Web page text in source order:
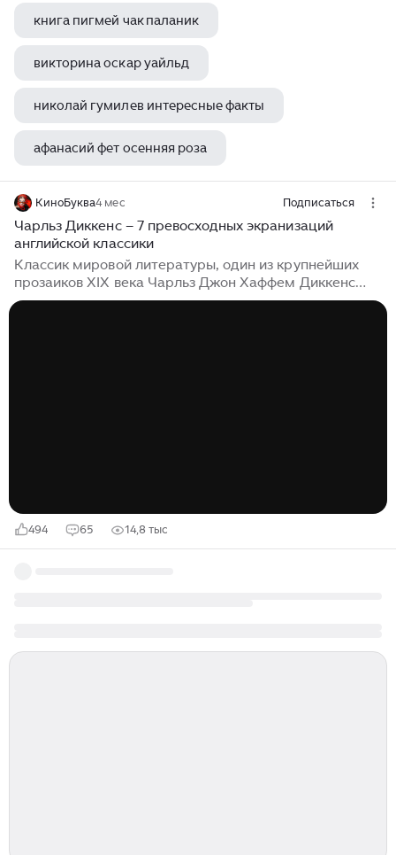
книга пигмей чак паланик
викторина оскар уайльд
николай гумилев интересные факты
афанасий фет осенняя роза
КиноБуква4 мес Подписаться
Чарльз Диккенс – 7 превосходных экранизаций
английской классики
Классик мировой литературы, один из крупнейших
прозаиков XIX века Чарльз Джон Хаффем Диккенс
был творчески весьма плодовит. Причем успешно –
494 65 14,8 тыс